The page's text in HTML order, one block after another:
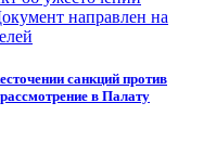
санкций против
в Палату